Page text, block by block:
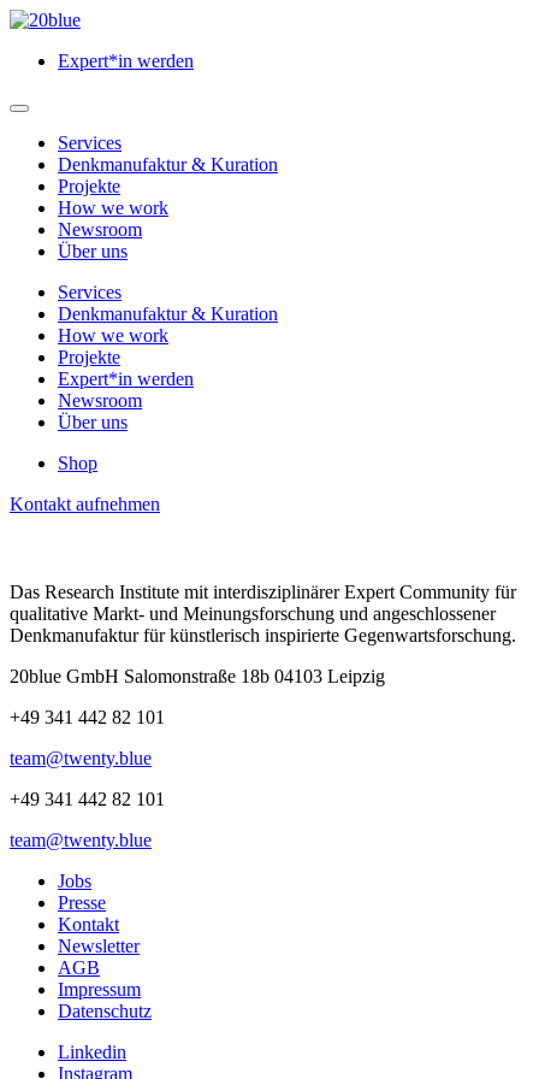
Zum
springenExpert*in werden
Hauptmenü
öffnenServices
Denkmanufaktur & Kuration
Projekte
How we work
Newsroom
Über uns
Services
Denkmanufaktur & Kuration
How we work
Projekte
Expert*in werden
Newsroom
Über uns
Shop
Menü
Kontakt aufnehmen
Das Research Institute mit interdisziplinärer Expert Community für
qualitative Markt- und Meinungsforschung und angeschlossener
Denkmanufaktur für künstlerisch inspirierte Gegenwartsforschung.
20blue GmbH Salomonstraße 18b 04103 Leipzig
+49 341 442 82 101
team@twenty.blue
+49 341 442 82 101
team@twenty.blue
Jobs
Presse
Kontakt
Newsletter
AGB
Impressum
Datenschutz
Linkedin
Instagram